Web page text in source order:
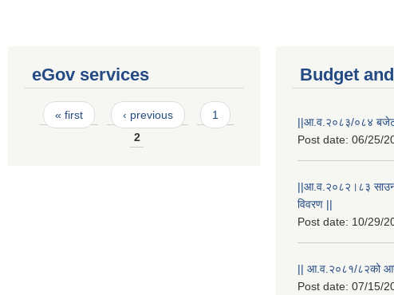
eGov services
Pages
« first ‹ previous
1
2
Budget
||आ.व.२०८३/०८४
Post date: 06/25/
||आ.व.२०८२।८३
विवरण ||
Post date: 10/29/
|| आ.व.२०८१/८२को
Post date: 07/15/